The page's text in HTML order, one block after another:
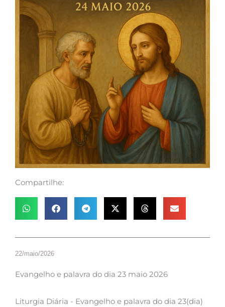
Compartilhe:
22/maio/2026
Evangelho e palavra do dia 23 maio 2026
Liturgia Diária - Evangelho e palavra do dia 23(dia)